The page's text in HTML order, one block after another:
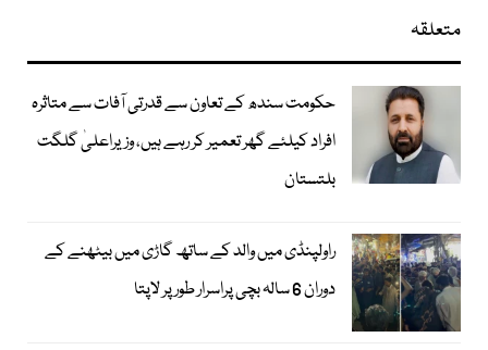
متعلقہ
حکومت سندھ کے تعاون سے قدرتی آفات سے متاثرہ
افراد کیلئے گھر تعمیر کر رہے ہیں، وزیراعلیٰ گلگت
بلتستان
راولپنڈی میں والد کے ساتھ گاڑی میں بیٹھنے کے
دوران 6 سالہ بچی پراسرار طور پر لاپتا